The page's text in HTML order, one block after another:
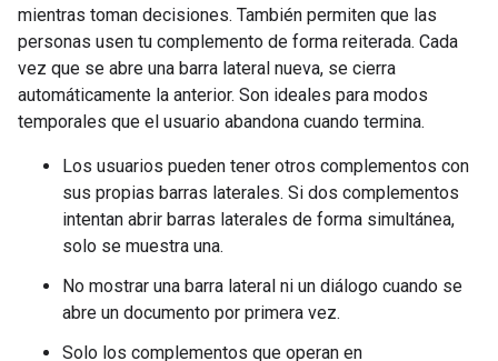
mientras toman decisiones. También permiten que las
personas usen tu complemento de forma reiterada. Cada
vez que se abre una barra lateral nueva, se cierra
automáticamente la anterior. Son ideales para modos
temporales que el usuario abandona cuando termina.
Los usuarios pueden tener otros complementos con
sus propias barras laterales. Si dos complementos
intentan abrir barras laterales de forma simultánea,
solo se muestra una.
No mostrar una barra lateral ni un diálogo cuando se
abre un documento por primera vez.
Solo los complementos que operan en